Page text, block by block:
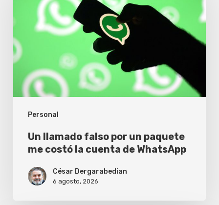
Personal
un
paquete
costó
la
cuenta
WhatsApp
Un llamado falso por un paquete
me costó la cuenta de WhatsApp
César Dergarabedian
6 agosto, 2026